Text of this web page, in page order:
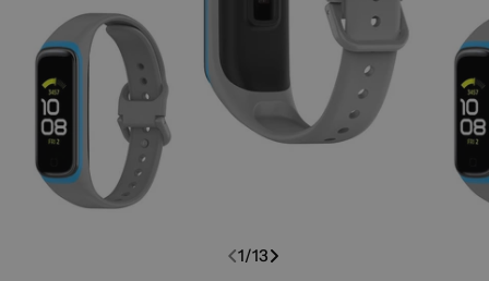
Open media 0 in modal Open
1/13